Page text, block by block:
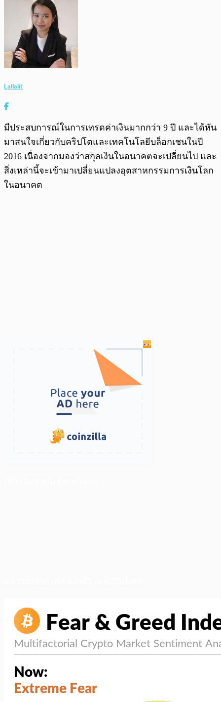
Lallalit
มีประสบการณ์ในการเทรดค่าเงินมากกว่า 9 ปี และได้หัน
มาสนใจเกี่ยวกับคริปโตและเทคโนโลยีบล็อกเชนในปี
2016 เนื่องจากมองว่าสกุลเงินในอนาคตจะเปลี่ยนไป และ
สิ่งเหล่านี้จะเข้ามาเปลี่ยนแปลงอุตสาหกรรมการเงินโลก
ในอนาคต